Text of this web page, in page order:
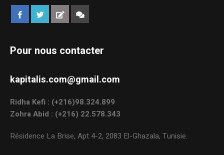
Pour nous contacter
kapitalis.com@gmail.com
Ridha Kefi : (+216)98.324.899
Zohra Abid : (+216) 22.578.343
Résidence La Brise, Apt 4-2, 2083 El-Ghazala, Tunisie.